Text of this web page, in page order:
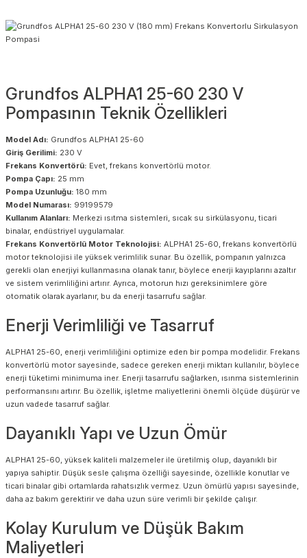
Grundfos ALPHA1 25-60 230 V
Pompasının Teknik Özellikleri
Model Adı: Grundfos ALPHA1 25-60
Giriş Gerilimi: 230 V
Frekans Konvertörü: Evet, frekans konvertörlü motor.
Pompa Çapı: 25 mm
Pompa Uzunluğu: 180 mm
Model Numarası: 99199579
Kullanım Alanları: Merkezi ısıtma sistemleri, sıcak su sirkülasyonu, ticari
binalar, endüstriyel uygulamalar.
Frekans Konvertörlü Motor Teknolojisi: ALPHA1 25-60, frekans konvertörlü
motor teknolojisi ile yüksek verimlilik sunar. Bu özellik, pompanın yalnızca
gerekli olan enerjiyi kullanmasına olanak tanır, böylece enerji kayıplarını azaltır
ve sistem verimliliğini artırır. Ayrıca, motorun hızı gereksinimlere göre
otomatik olarak ayarlanır, bu da enerji tasarrufu sağlar.
Enerji Verimliliği ve Tasarruf
ALPHA1 25-60, enerji verimliliğini optimize eden bir pompa modelidir. Frekans
konvertörlü motor sayesinde, sadece gereken enerji miktarı kullanılır, böylece
enerji tüketimi minimuma iner. Enerji tasarrufu sağlarken, ısınma sistemlerinin
performansını artırır. Bu özellik, işletme maliyetlerini önemli ölçüde düşürür ve
uzun vadede tasarruf sağlar.
Dayanıklı Yapı ve Uzun Ömür
ALPHA1 25-60, yüksek kaliteli malzemeler ile üretilmiş olup, dayanıklı bir
yapıya sahiptir. Düşük sesle çalışma özelliği sayesinde, özellikle konutlar ve
ticari binalar gibi ortamlarda rahatsızlık vermez. Uzun ömürlü yapısı sayesinde,
daha az bakım gerektirir ve daha uzun süre verimli bir şekilde çalışır.
Kolay Kurulum ve Düşük Bakım
Maliyetleri